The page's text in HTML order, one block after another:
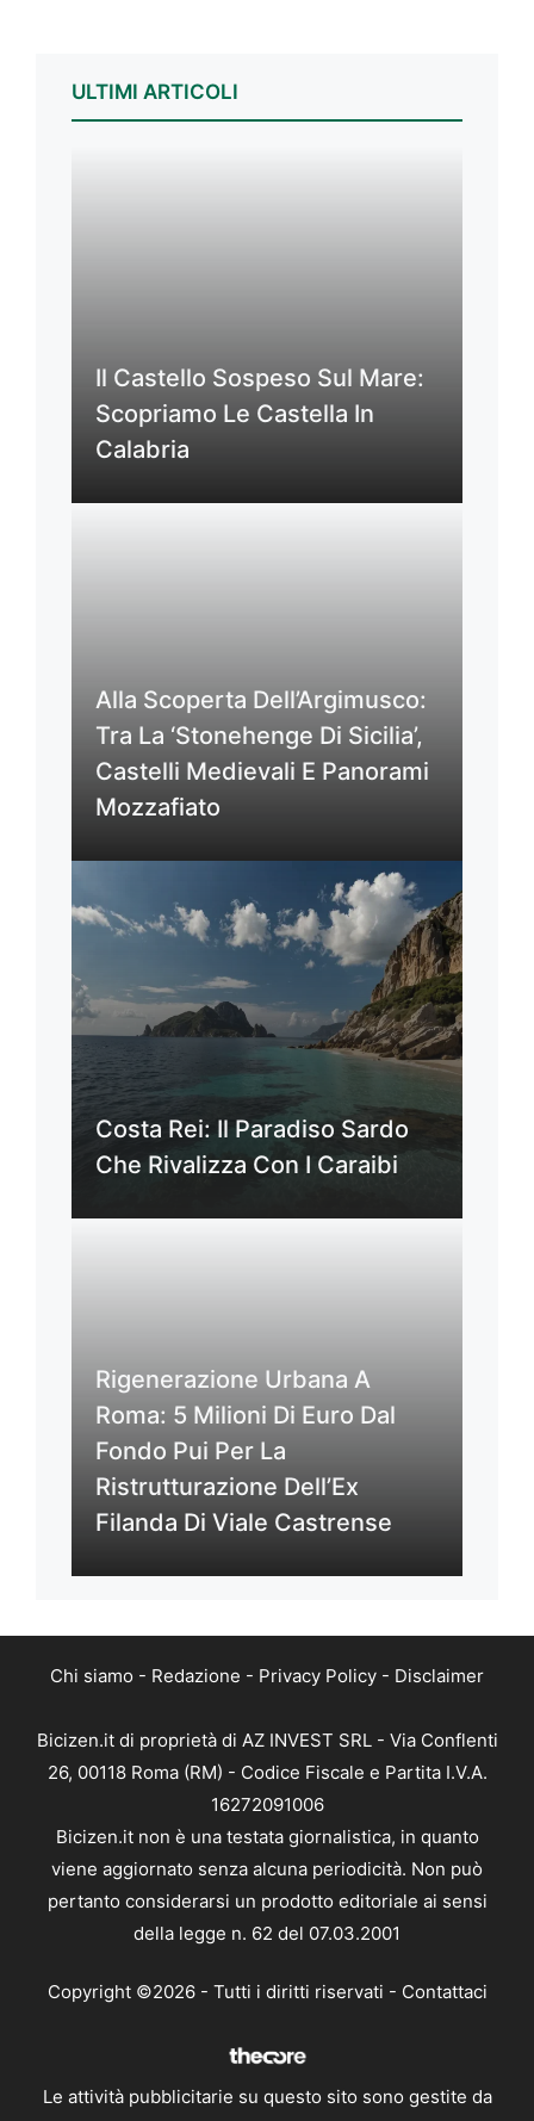
ULTIMI ARTICOLI
Il Castello Sospeso Sul Mare:
Scopriamo Le Castella In
Calabria
Alla Scoperta Dell’Argimusco:
Tra La ‘Stonehenge Di Sicilia’,
Castelli Medievali E Panorami
Mozzafiato
Costa Rei: Il Paradiso Sardo
Che Rivalizza Con I Caraibi
Rigenerazione Urbana A
Roma: 5 Milioni Di Euro Dal
Fondo Pui Per La
Ristrutturazione Dell’Ex
Filanda Di Viale Castrense
Chi siamo - Redazione - Privacy Policy - Disclaimer
Bicizen.it di proprietà di AZ INVEST SRL - Via Conflenti
26, 00118 Roma (RM) - Codice Fiscale e Partita I.V.A.
16272091006
Bicizen.it non è una testata giornalistica, in quanto
viene aggiornato senza alcuna periodicità. Non può
pertanto considerarsi un prodotto editoriale ai sensi
della legge n. 62 del 07.03.2001
Copyright ©2026 - Tutti i diritti riservati - Contattaci
Le attività pubblicitarie su questo sito sono gestite da